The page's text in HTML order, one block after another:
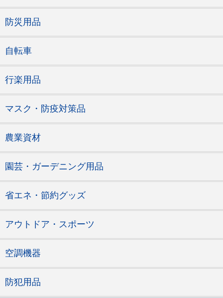
防災用品
自転車
行楽用品
マスク・防疫対策品
農業資材
園芸・ガーデニング用品
省エネ・節約グッズ
アウトドア・スポーツ
空調機器
防犯用品